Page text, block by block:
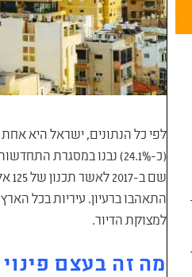
לפי כל הנתונים, ישראל היא אחת
שם ב-2017 לאשר תכנון של 125 אלף דירות בפרויקטים של
התאהבו ברעיון. עיריות בכל
למצוקת הדיור.
מה זה בעצם פינוי